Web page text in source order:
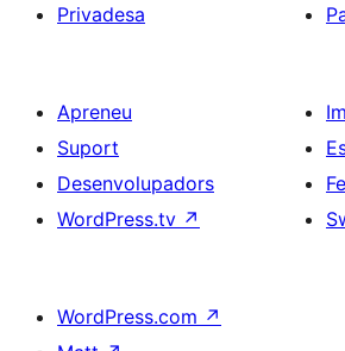
Privadesa
Apreneu
Suport
Desenvolupadors
WordPress.tv ↗
WordPress.com ↗